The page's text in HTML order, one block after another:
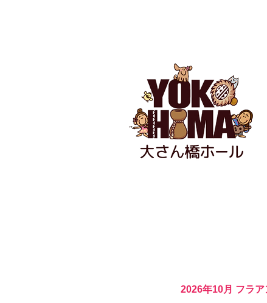
2026年10月 フラ